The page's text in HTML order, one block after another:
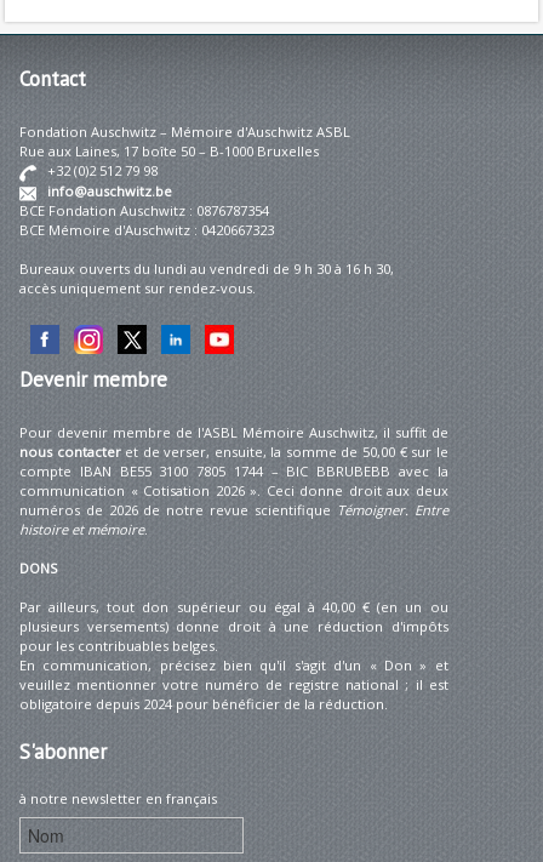
Contact
Fondation Auschwitz – Mémoire d'Auschwitz ASBL
Rue aux Laines, 17 boîte 50 – B-1000 Bruxelles
+32 (0)2 512 79 98
info@auschwitz.be
BCE Fondation Auschwitz : 0876787354
BCE Mémoire d'Auschwitz : 0420667323
Bureaux ouverts du lundi au vendredi de 9 h 30 à 16 h 30,
accès uniquement sur rendez-vous.
Devenirmembre
Pour devenir membre de l'ASBL Mémoire Auschwitz, il suffit de
nous contacteret de verser, ensuite, la somme de 50,00 € sur le
compte IBAN BE55 3100 7805 1744 – BIC BBRUBEBB avec la
communication « Cotisation 2026 ». Ceci donne droit aux deux
numéros de 2026 de notre revue scientifique Témoigner. Entre
histoire et mémoire.
DONS
Par ailleurs, tout don supérieur ou égal à 40,00 € (en un ou
plusieurs versements) donne droit à une réduction d'impôts
pour les contribuables belges.
En communication, précisez bien qu'il s'agit d'un « Don » et
veuillez mentionner votre numéro de registre national ; il est
obligatoire depuis 2024 pour bénéficier de la réduction.
S'abonner
à notre newsletter en français